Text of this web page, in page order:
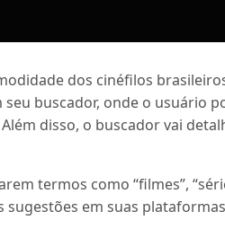
dos cinéfilos
buscador, onde o usuário
disso, o buscador vai
termos como “filmes”,
sugestões em suas